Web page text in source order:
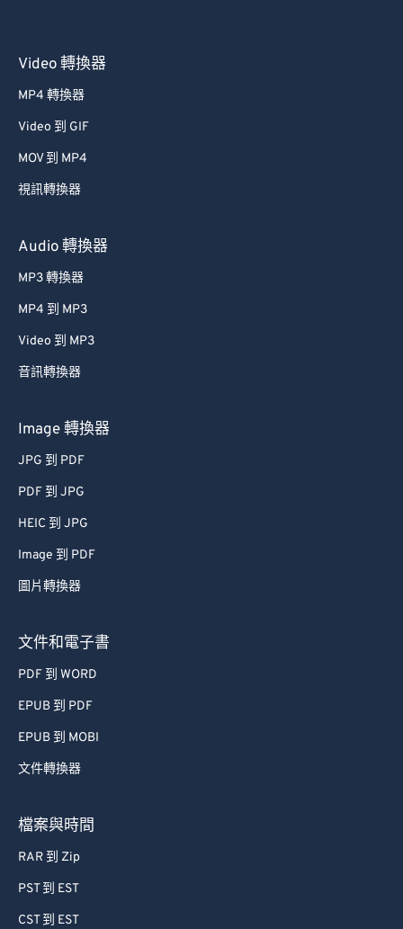
Video 轉換器
MP4 轉換器
Video 到 GIF
MOV 到 MP4
視訊轉換器
Audio 轉換器
MP3 轉換器
MP4 到 MP3
Video 到 MP3
音訊轉換器
Image 轉換器
JPG 到 PDF
PDF 到 JPG
HEIC 到 JPG
Image 到 PDF
圖片轉換器
文件和電子書
PDF 到 WORD
EPUB 到 PDF
EPUB 到 MOBI
文件轉換器
檔案與時間
RAR 到 Zip
PST 到 EST
CST 到 EST